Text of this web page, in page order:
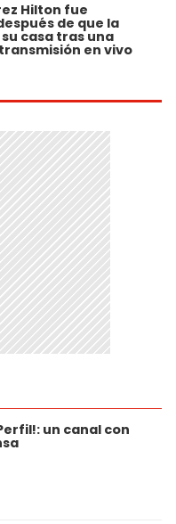
Hilton fue
de que la
casa tras una
en vivo
un canal con